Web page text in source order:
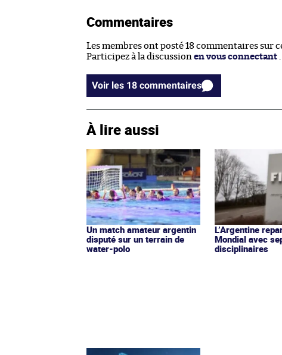
Commentaires
Les membres ont posté 18 commentaires sur
Participez à la discussion en vous connectant
Voir les 18 commentaires
À lire aussi
Un match amateur argentin
disputé sur un terrain de
water-polo
L’Argentine
Mondial avec
disciplinaires